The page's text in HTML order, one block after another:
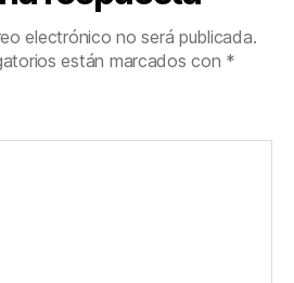
electrónico no será publicada.
están marcados con *